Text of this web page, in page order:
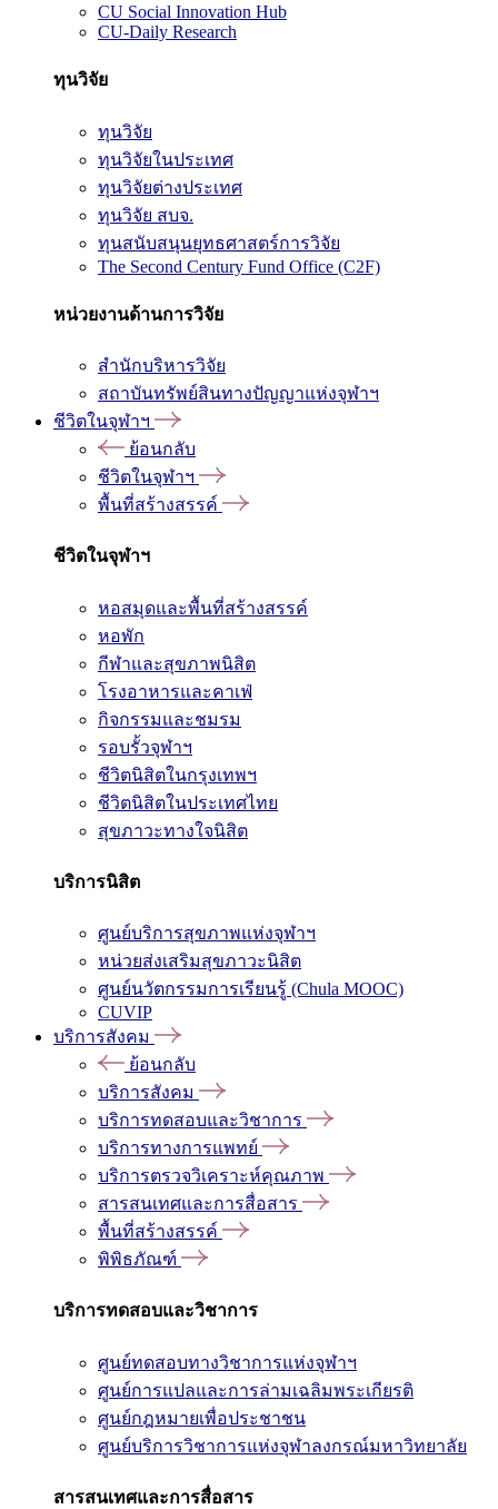
CU Social Innovation Hub
CU-Daily Research
ทุนวิจัย
ทุนวิจัย
ทุนวิจัยในประเทศ
ทุนวิจัยต่างประเทศ
ทุนวิจัย สบจ.
ทุนสนับสนุนยุทธศาสตร์การวิจัย
The Second Century Fund Office (C2F)
หน่วยงานด้านการวิจัย
สำนักบริหารวิจัย
สถาบันทรัพย์สินทางปัญญาแห่งจุฬาฯ
ชีวิตในจุฬาฯ
ย้อนกลับ
ชีวิตในจุฬาฯ
พื้นที่สร้างสรรค์
ชีวิตในจุฬาฯ
หอสมุดและพื้นที่สร้างสรรค์
หอพัก
กีฬาและสุขภาพนิสิต
โรงอาหารและคาเฟ่
กิจกรรมและชมรม
รอบรั้วจุฬาฯ
ชีวิตนิสิตในกรุงเทพฯ
ชีวิตนิสิตในประเทศไทย
สุขภาวะทางใจนิสิต
บริการนิสิต
ศูนย์บริการสุขภาพแห่งจุฬาฯ
หน่วยส่งเสริมสุขภาวะนิสิต
ศูนย์นวัตกรรมการเรียนรู้ (Chula MOOC)
CUVIP
บริการสังคม
ย้อนกลับ
บริการสังคม
บริการทดสอบและวิชาการ
บริการทางการแพทย์
บริการตรวจวิเคราะห์คุณภาพ
สารสนเทศและการสื่อสาร
พื้นที่สร้างสรรค์
พิพิธภัณฑ์
บริการทดสอบและวิชาการ
ศูนย์ทดสอบทางวิชาการแห่งจุฬาฯ
ศูนย์การแปลและการล่ามเฉลิมพระเกียรติ
ศูนย์กฎหมายเพื่อประชาชน
ศูนย์บริการวิชาการแห่งจุฬาลงกรณ์มหาวิทยาลัย
สารสนเทศและการสื่อสาร